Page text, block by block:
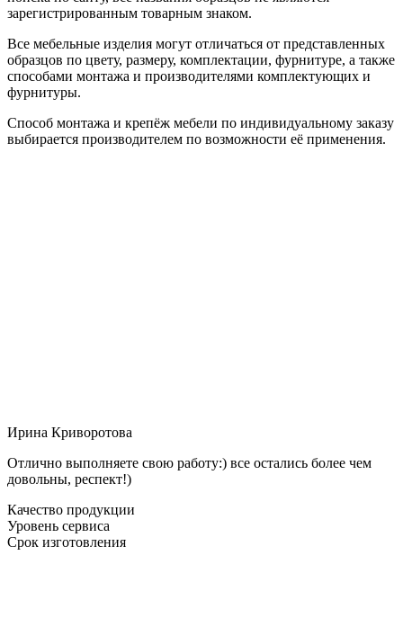
зарегистрированным товарным знаком.
Все мебельные изделия могут отличаться от представленных
образцов по цвету, размеру, комплектации, фурнитуре, а также
способами монтажа и производителями комплектующих и
фурнитуры.
Способ монтажа и крепёж мебели по индивидуальному заказу
выбирается производителем по возможности её применения.
Ирина Криворотова
Отлично выполняете свою работу:) все остались более чем
довольны, респект!)
Качество продукции
Уровень сервиса
Срок изготовления